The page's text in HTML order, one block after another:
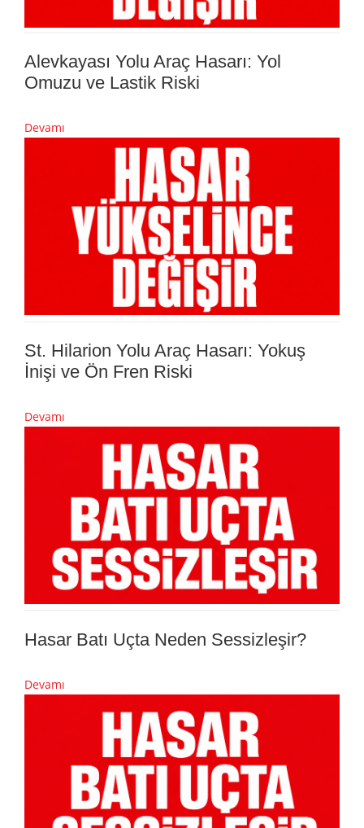
Alevkayası Yolu Araç Hasarı: Yol
Omuzu ve Lastik Riski
Devamı
St. Hilarion Yolu Araç Hasarı: Yokuş
İnişi ve Ön Fren Riski
Devamı
Hasar Batı Uçta Neden Sessizleşir?
Devamı